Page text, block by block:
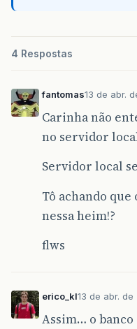
4 Respostas
fantomas13 de abr.
Carinha não
no servidor
Servidor local
Tô achando
nessa heim!?
flws
erico_kl13 de abr. de
Assim… o